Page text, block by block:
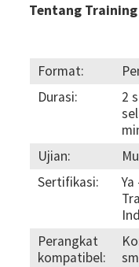
Tentang Training
Format:
Durasi:
2
Ujian:
Sertifikasi:
Ya
Perangkat
kompatibel: